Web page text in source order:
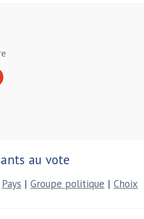
au vote
Pays | Groupe politique | Choix